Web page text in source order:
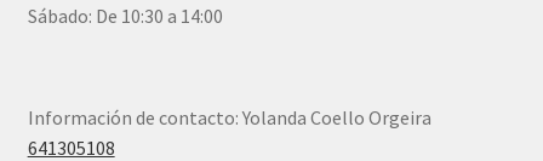
Sábado: De 10:30 a 14:00
Información de contacto: Yolanda Coello Orgeira
641305108